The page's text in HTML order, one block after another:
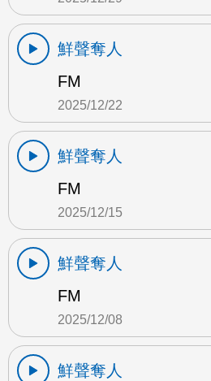
鮮聲奪人
FM
2025/12/22
鮮聲奪人
FM
2025/12/15
鮮聲奪人
FM
2025/12/08
鮮聲奪人